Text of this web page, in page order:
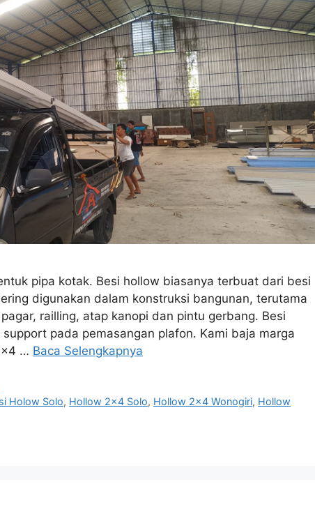
pipa kotak. Besi hollow biasanya terbuat dari besi
digunakan dalam konstruksi bangunan, terutama
railling, atap kanopi dan pintu gerbang. Besi
pada pemasangan plafon. Kami baja marga
… Baca Selengkapnya
Holow Solo, Hollow 2x4 Solo, Hollow 2x4 Wonogiri, Hollow